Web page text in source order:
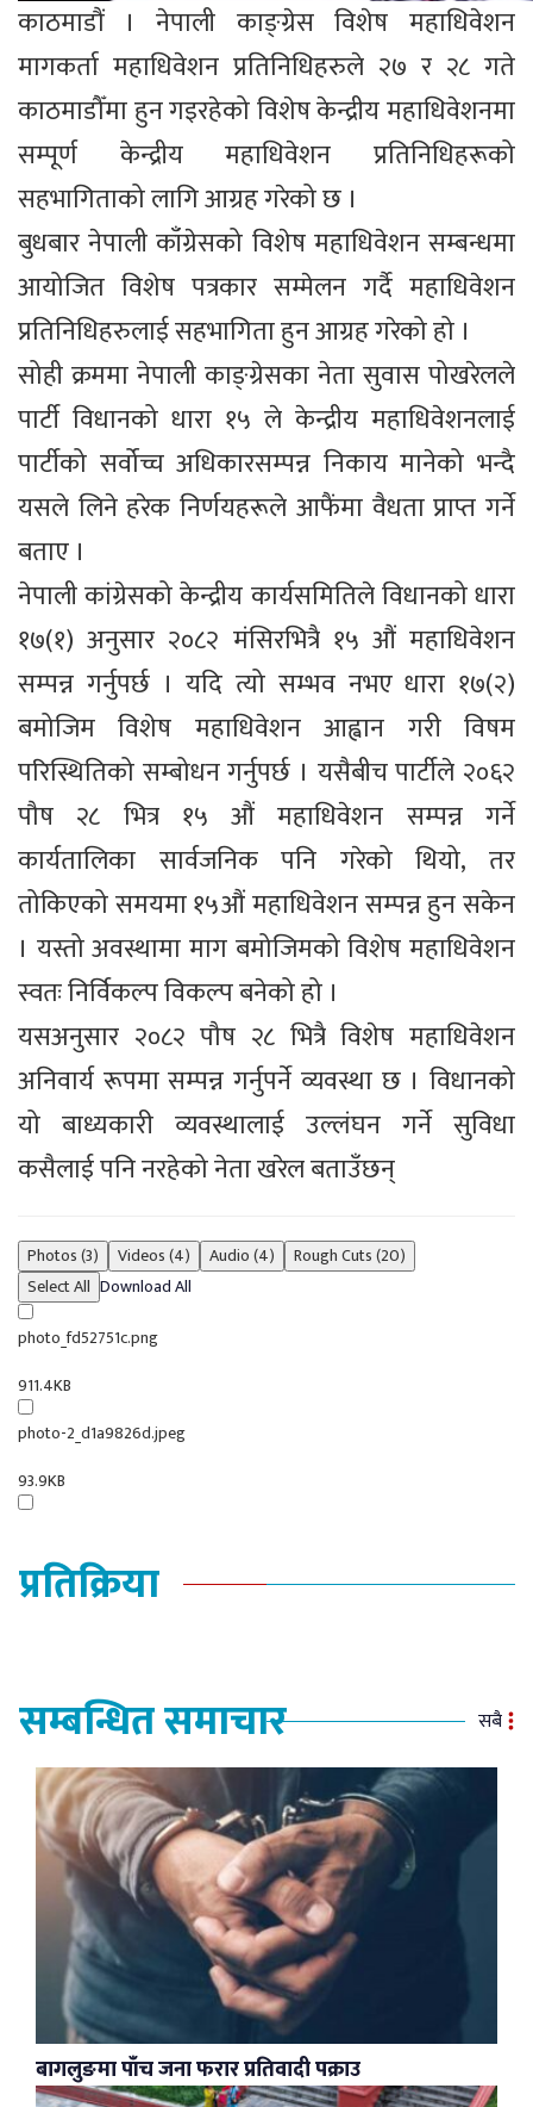
काठमाडौं । नेपाली काङ्ग्रेस विशेष महाधिवेशन
मागकर्ता महाधिवेशन प्रतिनिधिहरुले २७ र २८ गते
काठमाडौँमा हुन गइरहेको विशेष केन्द्रीय महाधिवेशनमा
सम्पूर्ण केन्द्रीय महाधिवेशन प्रतिनिधिहरूको
सहभागिताको लागि आग्रह गरेको छ ।
बुधबार नेपाली काँग्रेसको विशेष महाधिवेशन सम्बन्धमा
आयोजित विशेष पत्रकार सम्मेलन गर्दै महाधिवेशन
प्रतिनिधिहरुलाई सहभागिता हुन आग्रह गरेको हो ।
सोही क्रममा नेपाली काङ्ग्रेसका नेता सुवास पोखरेलले
पार्टी विधानको धारा १५ ले केन्द्रीय महाधिवेशनलाई
पार्टीको सर्वोच्च अधिकारसम्पन्न निकाय मानेको भन्दै
यसले लिने हरेक निर्णयहरूले आफैंमा वैधता प्राप्त गर्ने
बताए ।
नेपाली कांग्रेसको केन्द्रीय कार्यसमितिले विधानको धारा
१७(१) अनुसार २०८२ मंसिरभित्रै १५ औं महाधिवेशन
सम्पन्न गर्नुपर्छ । यदि त्यो सम्भव नभए धारा १७(२)
बमोजिम विशेष महाधिवेशन आह्वान गरी विषम
परिस्थितिको सम्बोधन गर्नुपर्छ । यसैबीच पार्टीले २०६२
पौष २८ भित्र १५ औं महाधिवेशन सम्पन्न गर्ने
कार्यतालिका सार्वजनिक पनि गरेको थियो, तर
तोकिएको समयमा १५औं महाधिवेशन सम्पन्न हुन सकेन
। यस्तो अवस्थामा माग बमोजिमको विशेष महाधिवेशन
स्वतः निर्विकल्प विकल्प बनेको हो ।
यसअनुसार २०८२ पौष २८ भित्रै विशेष महाधिवेशन
अनिवार्य रूपमा सम्पन्न गर्नुपर्ने व्यवस्था छ । विधानको
यो बाध्यकारी व्यवस्थालाई उल्लंघन गर्ने सुविधा
कसैलाई पनि नरहेको नेता खरेल बताउँछन्
Photos (3) Videos (4) Audio (4)
Rough Cuts (20)
Select All Download All
photo_fd52751c.png
911.4KB
photo-2_d1a9826d.jpeg
93.9KB
प्रतिक्रिया
सम्बन्धित समाचार सबै
बागलुङमा पाँच जना फरार प्रतिवादी पक्राउ